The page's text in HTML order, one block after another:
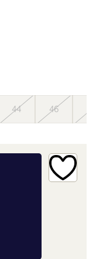
44 46